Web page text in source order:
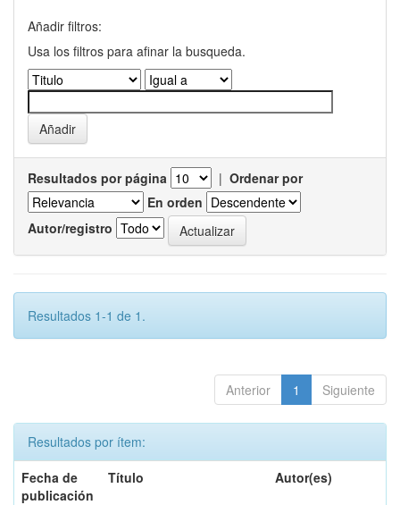
Añadir filtros:
Usa los filtros para afinar la busqueda.
Resultados por página | Ordenar por
En orden
Autor/registro
Resultados 1-1 de 1.
Anterior 1 Siguiente
Resultados por ítem:
Fecha de
publicación
Título Autor(es)